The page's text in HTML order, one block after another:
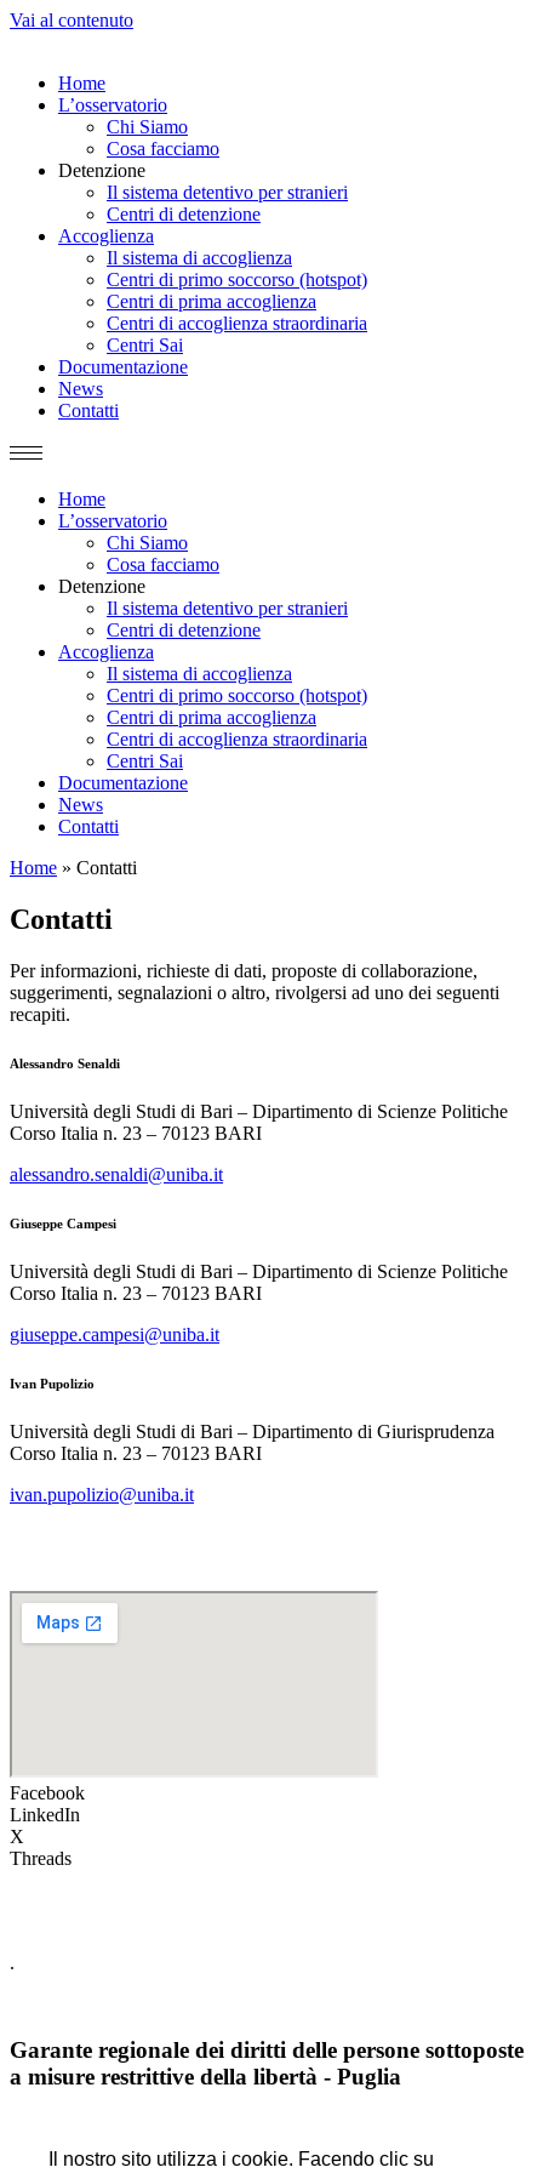
Il nostro sito utilizza i cookie. Facendo clic su
Vai al contenuto
Home
L’osservatorio
Chi Siamo
Cosa facciamo
Detenzione
Il sistema detentivo per stranieri
Centri di detenzione
Accoglienza
Il sistema di accoglienza
Centri di primo soccorso (hotspot)
Centri di prima accoglienza
Centri di accoglienza straordinaria
Centri Sai
Documentazione
News
Contatti
Home
L’osservatorio
Chi Siamo
Cosa facciamo
Detenzione
Il sistema detentivo per stranieri
Centri di detenzione
Accoglienza
Il sistema di accoglienza
Centri di primo soccorso (hotspot)
Centri di prima accoglienza
Centri di accoglienza straordinaria
Centri Sai
Documentazione
News
Contatti
Home » Contatti
Contatti
Per informazioni, richieste di dati, proposte di collaborazione,
suggerimenti, segnalazioni o altro, rivolgersi ad uno dei seguenti
recapiti.
Alessandro Senaldi
Università degli Studi di Bari – Dipartimento di Scienze Politiche
Corso Italia n. 23 – 70123 BARI
alessandro.senaldi@uniba.it
Giuseppe Campesi
Università degli Studi di Bari – Dipartimento di Scienze Politiche
Corso Italia n. 23 – 70123 BARI
giuseppe.campesi@uniba.it
Ivan Pupolizio
Università degli Studi di Bari – Dipartimento di Giurisprudenza
Corso Italia n. 23 – 70123 BARI
ivan.pupolizio@uniba.it
Facebook
LinkedIn
X
Threads
.
Garante regionale dei diritti delle persone sottoposte
a misure restrittive della libertà - Puglia